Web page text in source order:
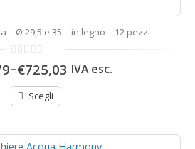
– Ø 29,5 e 35 – in legno – 12 pezzi
0
di–€725,03 IVA esc.
Scegli